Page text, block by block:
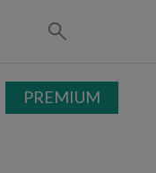
PREMIUM